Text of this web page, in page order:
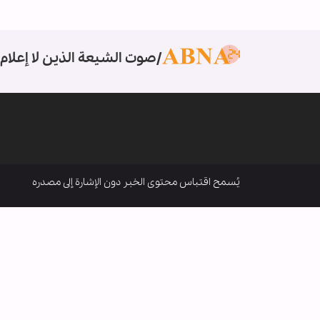
صوت الشيعة الذين لا
يُسمح اقتباس محتوى الخبر دون الإشارة إلى مصدره